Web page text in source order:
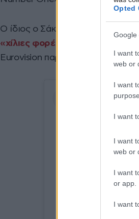
Opted
Google
I want
web or
I want
I want
I want
web or
I want
or app.
I want
Ο ίδιος ο Σάκης Ρουβάς,
«χίλιες φορές» ξανά στον
Eurovision παραμένει για